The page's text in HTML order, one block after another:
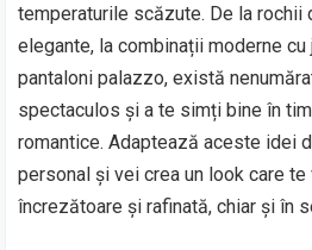
temperaturile scăzute. De la rochii
elegante, la combinații moderne
pantaloni palazzo, există
spectaculos și a te simți bine în
romantice. Adaptează aceste idei
personal și vei crea un look care
încrezătoare și rafinată, chiar și în